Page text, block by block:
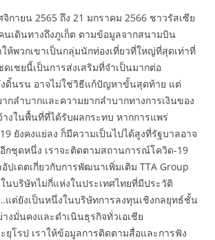
กายน 2565 ถึง 21 มกราคม 2566 ชาวรัสเซีย
นเดินทางถึงภูเก็ต ตามข้อมูลจากสนามบิน
ห้พวกเขาเป็นกลุ่มนักท่องเที่ยวที่ใหญ่ที่สุดเท่าที่
ดเชยนี้เป็นการส่งเสริมที่จำเป็นมากต่อ
งดิ้นรน อาจไม่ใช่วิธีแก้ปัญหาขั้นสุดท้าย แต่
กลำบากและความยากลำบากทางการเงินของ
งในพื้นที่ที่ได้รับผลกระทบ หากการแพร่
ยังคงแย่ลง ก็มีความเป็นไปได้สูงที่รัฐบาลอาจ
กชุดหนึ่ง เราจะติดตามสถานการณ์โควิด-19
ปเดตเกี่ยวกับการพัฒนาเพิ่มเติม TTA Group
นบริษัทไม่กี่แห่งในประเทศไทยที่มีประวัติ
แต่ยังเป็นหนึ่งในบริษัทการลงทุนเชิงกลยุทธ์ชั้น
งมั่นคงและดำเนินธุรกิจทั่วเอเชีย
ยุโรป เราให้ข้อมูลการติดตามสื่อและการฟัง